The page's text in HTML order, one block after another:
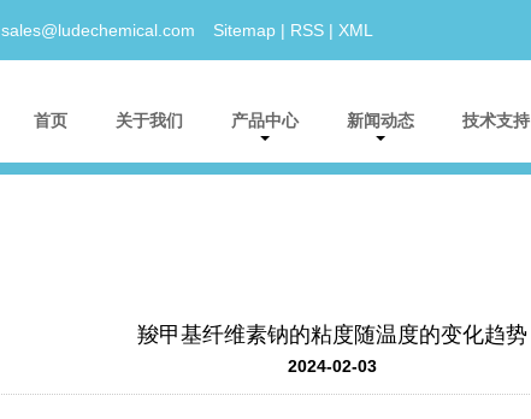
sales@ludechemical.com Sitemap| RSS| XML
首页 关于我们 产品中心 新闻动态 技术支持
羧甲基纤维素钠的粘度随温度的变化趋势
2024-02-03